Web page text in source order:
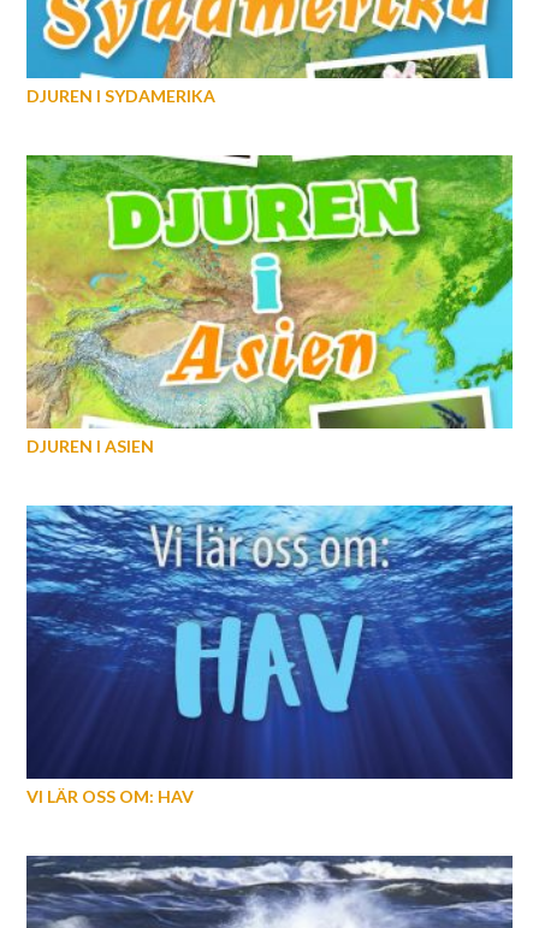
DJUREN I SYDAMERIKA
DJUREN I ASIEN
VI LÄR OSS OM: HAV